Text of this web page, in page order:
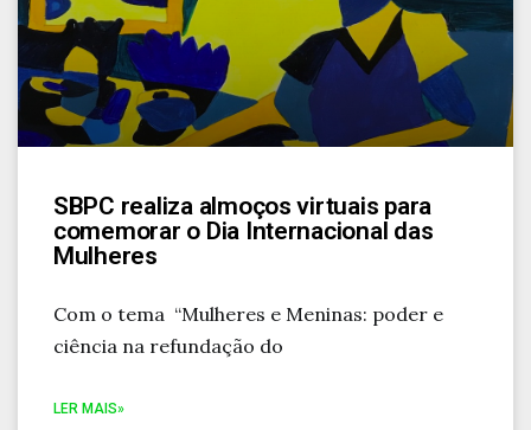
SBPC realiza almoços virtuais para
comemorar o Dia Internacional das
Mulheres
Com o tema “Mulheres e Meninas: poder e
ciência na refundação do
LER MAIS»